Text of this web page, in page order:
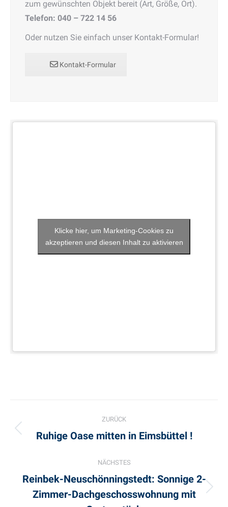
zum gewünschten Objekt bereit (Art, Größe, Ort).
Telefon: 040 – 722 14 56
Oder nutzen Sie einfach unser Kontakt-Formular!
Kontakt-Formular
Klicke hier, um Marketing-Cookies zu
akzeptieren und diesen Inhalt zu aktivieren
navigation
ZURÜCK
Previous
Ruhige Oase mitten in Eimsbüttel !
NÄCHSTES
Next
Reinbek-Neuschönningstedt: Sonnige 2-
Zimmer-Dachgeschosswohnung mit